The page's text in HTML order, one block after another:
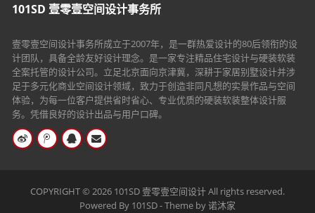
101SD 壹零壹空间设计事务所
壹零壹空间设计事务所成立于2007年，是一群热爱设计的80后领衔的设
计团队，具备全龄友好设计理念。是一家专注精品住宅设计与硬装软装
全案托管的设计公司。立足北京面向京津冀，深耕于家居别墅设计并涉
足于多元化商业空间设计领域，致力于创造非同凡想的实景作品与空间
体验，为每一位客户提供省时省心、专业优质的硬装软装整体设计服
务。凭借良好的设计出品与用户口碑。
COPYRIGHT © 2026 101SD 壹零壹空间设计All rights reserved.
Powered By 101SD- Theme by诺沐家